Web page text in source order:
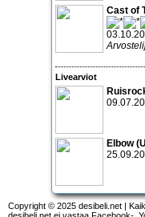
Cast of
Livearviot
Elbow
Copyright © 2025 desibeli.net |